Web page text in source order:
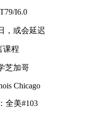
I6.0
，或会延迟
课程
芝加哥
Chicago
全美#103